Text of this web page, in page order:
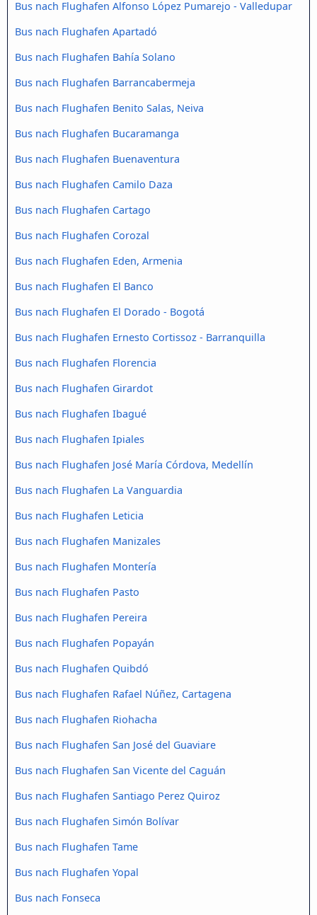
Bus nach Flughafen Alfonso López Pumarejo - Valledupar
Bus nach Flughafen Apartadó
Bus nach Flughafen Bahía Solano
Bus nach Flughafen Barrancabermeja
Bus nach Flughafen Benito Salas, Neiva
Bus nach Flughafen Bucaramanga
Bus nach Flughafen Buenaventura
Bus nach Flughafen Camilo Daza
Bus nach Flughafen Cartago
Bus nach Flughafen Corozal
Bus nach Flughafen Eden, Armenia
Bus nach Flughafen El Banco
Bus nach Flughafen El Dorado - Bogotá
Bus nach Flughafen Ernesto Cortissoz - Barranquilla
Bus nach Flughafen Florencia
Bus nach Flughafen Girardot
Bus nach Flughafen Ibagué
Bus nach Flughafen Ipiales
Bus nach Flughafen José María Córdova, Medellín
Bus nach Flughafen La Vanguardia
Bus nach Flughafen Leticia
Bus nach Flughafen Manizales
Bus nach Flughafen Montería
Bus nach Flughafen Pasto
Bus nach Flughafen Pereira
Bus nach Flughafen Popayán
Bus nach Flughafen Quibdó
Bus nach Flughafen Rafael Núñez, Cartagena
Bus nach Flughafen Riohacha
Bus nach Flughafen San José del Guaviare
Bus nach Flughafen San Vicente del Caguán
Bus nach Flughafen Santiago Perez Quiroz
Bus nach Flughafen Simón Bolívar
Bus nach Flughafen Tame
Bus nach Flughafen Yopal
Bus nach Fonseca